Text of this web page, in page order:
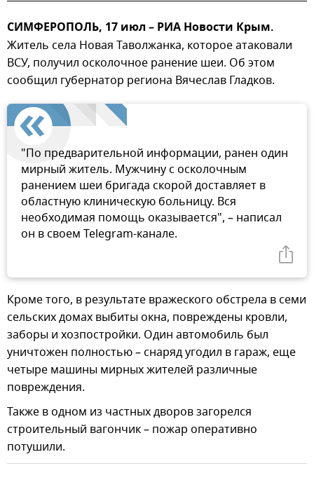
СИМФЕРОПОЛЬ, 17 июл – РИА Новости Крым.
Житель села Новая Таволжанка, которое атаковали
ВСУ, получил осколочное ранение шеи. Об этом
сообщил губернатор региона Вячеслав Гладков.
"По предварительной информации, ранен один
мирный житель. Мужчину с осколочным
ранением шеи бригада скорой доставляет в
областную клиническую больницу. Вся
необходимая помощь оказывается", – написал
он в своем Telegram-канале.
Кроме того, в результате вражеского обстрела в семи
сельских домах выбиты окна, повреждены кровли,
заборы и хозпостройки. Один автомобиль был
уничтожен полностью – снаряд угодил в гараж, еще
четыре машины мирных жителей различные
повреждения.
Также в одном из частных дворов загорелся
строительный вагончик – пожар оперативно
потушили.